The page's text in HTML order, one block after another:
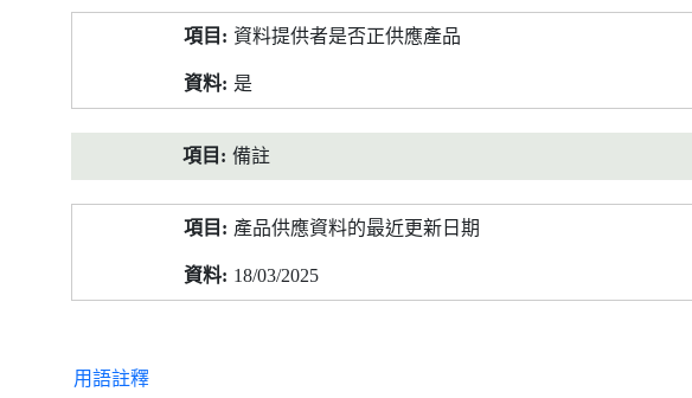
資料提供者是否正供應產品
是
備註
產品供應資料的最近更新日期
18/03/2025
用語註釋